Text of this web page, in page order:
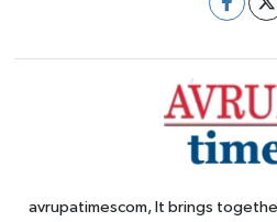
avrupatimescom, It brings